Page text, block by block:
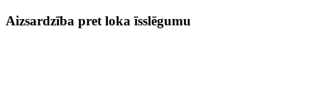
Aizsardzība pret loka īsslēgumu